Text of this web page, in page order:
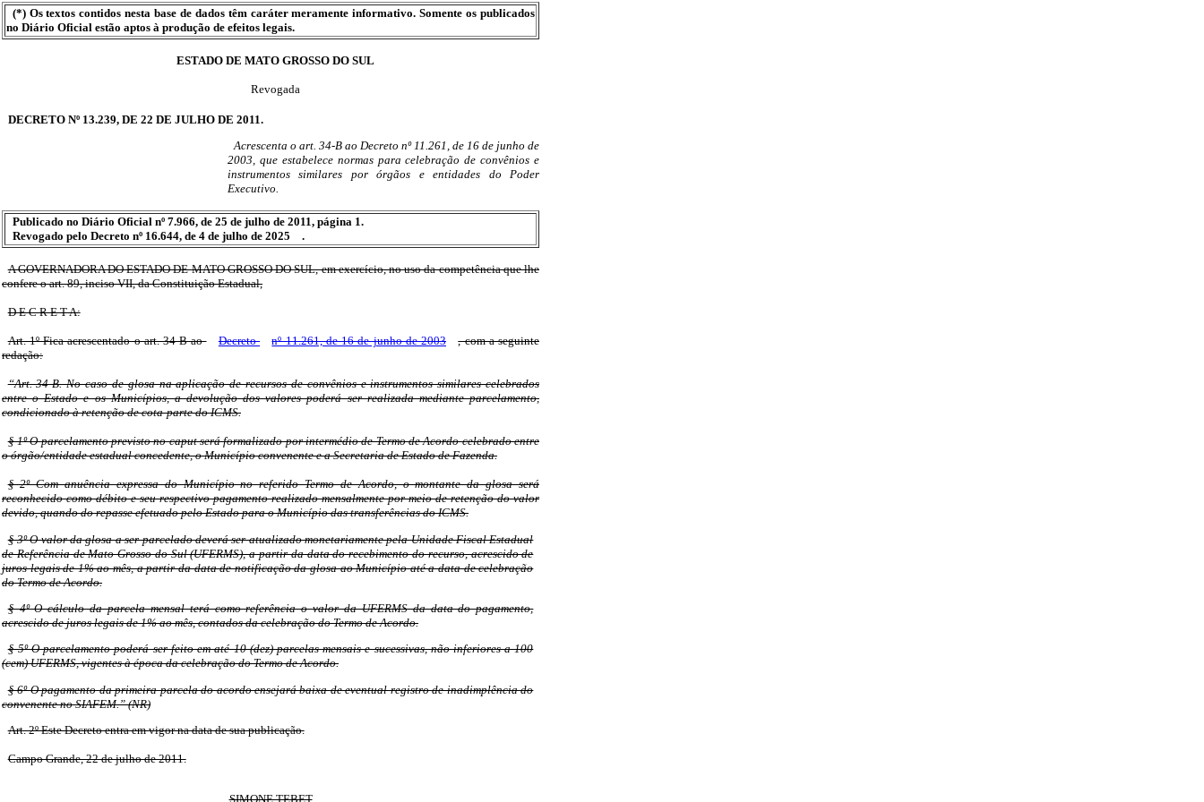
(*) Os textos contidos nesta base de dados têm caráter meramente informativo. Somente os publicados
no Diário Oficial estão aptos à produção de efeitos legais.
ESTADO DE MATO GROSSO DO SUL
Revogada
DECRETO Nº 13.239, DE 22 DE JULHO DE 2011.
Acrescenta o art. 34-B ao Decreto nº 11.261, de 16 de junho de
2003, que estabelece normas para celebração de convênios e
instrumentos similares por órgãos e entidades do Poder
Executivo.
Publicado no Diário Oficial nº 7.966, de 25 de julho de 2011, página 1.
Revogado pelo Decreto nº 16.644, de 4 de julho de 2025
.
A GOVERNADORA DO ESTADO DE MATO GROSSO DO SUL, em exercício, no uso da competência que lhe
confere o art. 89, inciso VII, da Constituição Estadual,
D E C R E T A:
Art. 1º Fica acrescentado o art. 34-B ao Decreto nº 11.261, de 16 de junho de 2003
, com a seguinte
redação:
“Art. 34-B. No caso de glosa na aplicação de recursos de convênios e instrumentos similares celebrados
entre o Estado e os Municípios, a devolução dos valores poderá ser realizada mediante parcelamento,
condicionado à retenção de cota-parte do ICMS.
§ 1º O parcelamento previsto no caput será formalizado por intermédio de Termo de Acordo celebrado entre
o órgão/entidade estadual concedente, o Município convenente e a Secretaria de Estado de Fazenda.
§ 2º Com anuência expressa do Município no referido Termo de Acordo, o montante da glosa será
reconhecido como débito e seu respectivo pagamento realizado mensalmente por meio de retenção do valor
devido, quando do repasse efetuado pelo Estado para o Município das transferências do ICMS.
§ 3º O valor da glosa a ser parcelado deverá ser atualizado monetariamente pela Unidade Fiscal Estadual
de Referência de Mato Grosso do Sul (UFERMS), a partir da data do recebimento do recurso, acrescido de
juros legais de 1% ao mês, a partir da data de notificação da glosa ao Município até a data de celebração
do Termo de Acordo.
§ 4º O cálculo da parcela mensal terá como referência o valor da UFERMS da data do pagamento,
acrescido de juros legais de 1% ao mês, contados da celebração do Termo de Acordo.
§ 5º O parcelamento poderá ser feito em até 10 (dez) parcelas mensais e sucessivas, não inferiores a 100
(cem) UFERMS, vigentes à época da celebração do Termo de Acordo.
§ 6º O pagamento da primeira parcela do acordo ensejará baixa de eventual registro de inadimplência do
convenente no SIAFEM.” (NR)
Art. 2º Este Decreto entra em vigor na data de sua publicação.
Campo Grande, 22 de julho de 2011.
SIMONE TEBET